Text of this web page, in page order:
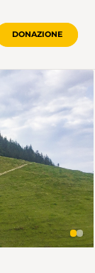
DONAZIONE